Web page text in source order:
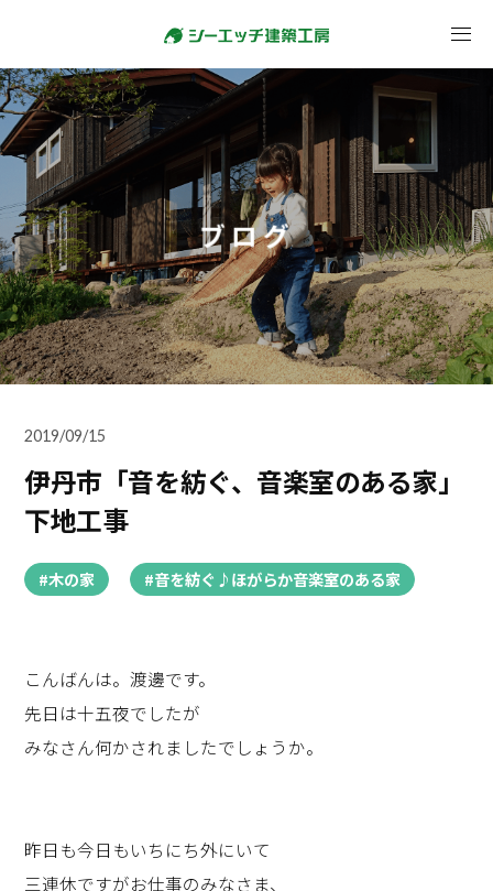
ブログ
2019/09/15
伊丹市「音を紡ぐ、音楽室のある家」
下地工事
#木の家 #音を紡ぐ♪ほがらか音楽室のある家
こんばんは。渡邊です。
先日は十五夜でしたが
みなさん何かされましたでしょうか。
昨日も今日もいちにち外にいて
三連休ですがお仕事のみなさま、